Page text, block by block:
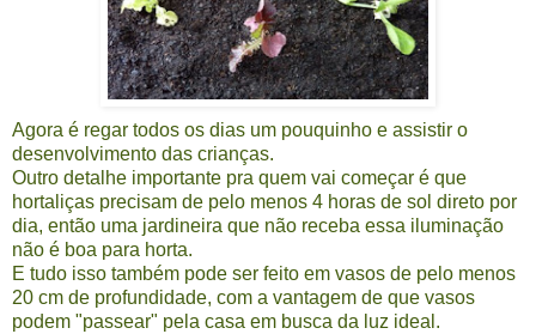
Agora é regar todos os dias um pouquinho e assistir o
desenvolvimento das crianças.
Outro detalhe importante pra quem vai começar é que
hortaliças precisam de pelo menos 4 horas de sol direto por
dia, então uma jardineira que não receba essa iluminação
não é boa para horta.
E tudo isso também pode ser feito em vasos de pelo menos
20 cm de profundidade, com a vantagem de que vasos
podem "passear" pela casa em busca da luz ideal.